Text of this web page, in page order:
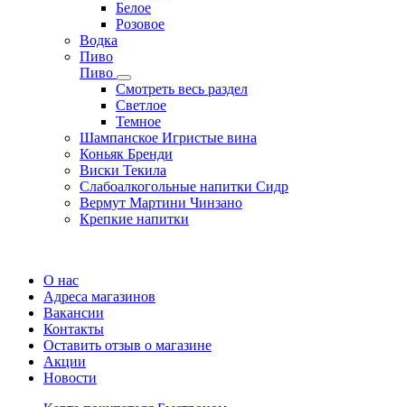
Белое
Розовое
Водка
Пиво
Пиво
Смотреть весь раздел
Cветлое
Темное
Шампанское Игристые вина
Коньяк Бренди
Виски Текила
Слабоалкогольные напитки Сидр
Вермут Мартини Чинзано
Крепкие напитки
О нас
Адреса магазинов
Вакансии
Контакты
Оставить отзыв о магазине
Акции
Новости